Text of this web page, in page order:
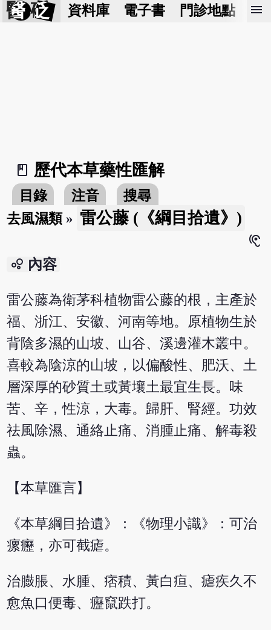
醫 砭 資料庫 電子書 門診地點 預
menu
book_2
歷代本草藥性匯解
目錄 注音
搜尋
去風濕類» 雷公藤 (《綱目拾遺》)
hearing
bubble_chart 內容
雷公藤為衛茅科植物雷公藤的根，主產於
福、浙江、安徽、河南等地。原植物生於
背陰多濕的山坡、山谷、溪邊灌木叢中。
喜較為陰涼的山坡，以偏酸性、肥沃、土
層深厚的砂質土或黃壤土最宜生長。味
苦、辛，性涼，大毒。歸肝、腎經。功效
祛風除濕、通絡止痛、消腫止痛、解毒殺
蟲。
【本草匯言】
《本草綱目拾遺》：《物理小識》：可治
瘰癧，亦可截瘧。
治臌脹、水腫、痞積、黃白疸、瘧疾久不
愈魚口便毒、癧竄跌打。